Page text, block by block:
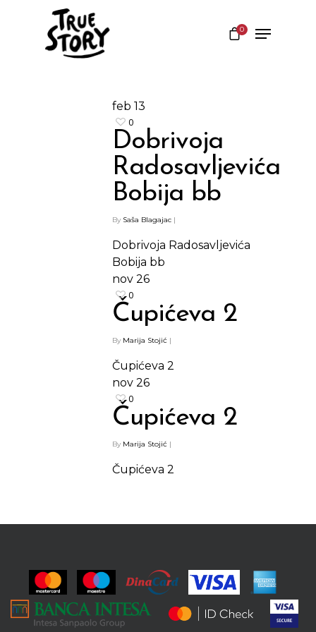
0
feb 13
0
Dobrivoja
Radosavljevića
Bobija bb
By Saša Blagajac |
Dobrivoja Radosavljevića
Bobija bb
nov 26
0
Čupićeva 2
By Marija Stojić |
Čupićeva 2
nov 26
0
Čupićeva 2
By Marija Stojić |
Čupićeva 2
Barovi
ENG